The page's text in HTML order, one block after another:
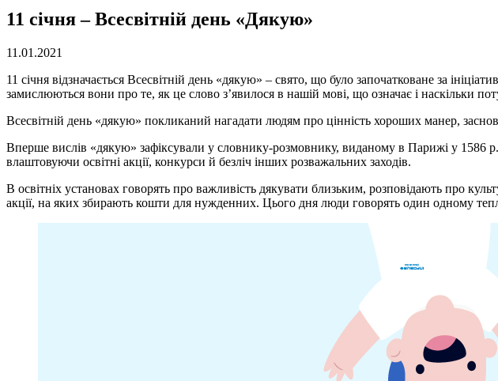
11 січня – Всесвітній день «Дякую»
11.01.2021
11 січня відзначається Всесвітній день «дякую» – свято, що було започатковане за
замислюються вони про те, як це слово з’явилося в нашій мові, що означає і наскільки
Всесвітній день «дякую» покликаний нагадати людям про цінність хороших манер,
Вперше вислів «дякую» зафіксували у словнику-розмовнику, виданому в Парижі у 1586
влаштовуючи освітні акції, конкурси й безліч інших розважальних заходів.
В освітніх установах говорять про важливість дякувати близьким, розповідають про
акції, на яких збирають кошти для нужденних. Цього дня люди говорять один одному